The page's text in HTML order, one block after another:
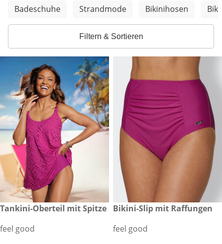
Weitere Kategorien überspringen
Badeschuhe Strandmode Bikinihosen
Filtern & Sortieren
€ 59,99
Tankini-Oberteil mit Spitze
feel good
€ 24,99
Bikini-Slip mit Raffungen
feel good